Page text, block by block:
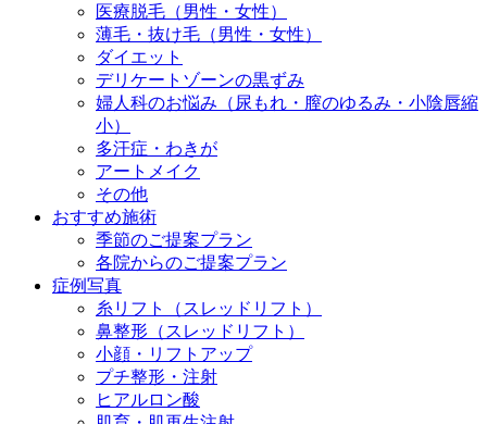
医療脱毛（男性・女性）
薄毛・抜け毛（男性・女性）
ダイエット
デリケートゾーンの黒ずみ
婦人科のお悩み（尿もれ・膣のゆるみ・小陰唇縮
小）
多汗症・わきが
アートメイク
その他
おすすめ施術
季節のご提案プラン
各院からのご提案プラン
症例写真
糸リフト（スレッドリフト）
鼻整形（スレッドリフト）
小顔・リフトアップ
プチ整形・注射
ヒアルロン酸